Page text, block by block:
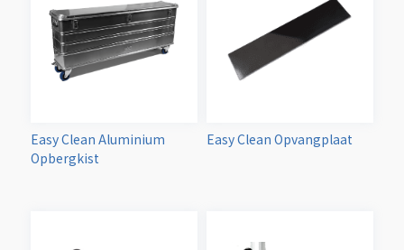
Easy Clean Aluminium
Opbergkist
Easy Clean Opvangplaat